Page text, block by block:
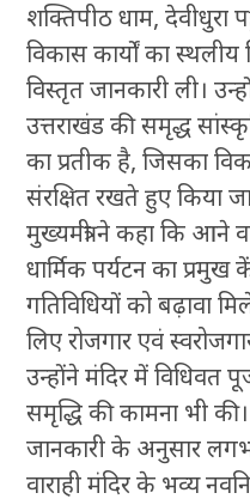
शक्तिपीठ धाम, देवीधुरा
विकास कार्यों का स्थलीय
विस्तृत जानकारी ली।
उत्तराखंड की समृद्ध
का प्रतीक है, जिसका
संरक्षित रखते हुए किया
मुख्यमंत्री ने कहा कि आने
धार्मिक पर्यटन का प्रमुख
गतिविधियों को बढ़ावा
लिए रोजगार एवं
उन्होंने मंदिर में विधिवत
समृद्धि की कामना भी की।
जानकारी के अनुसार
वाराही मंदिर के भव्य